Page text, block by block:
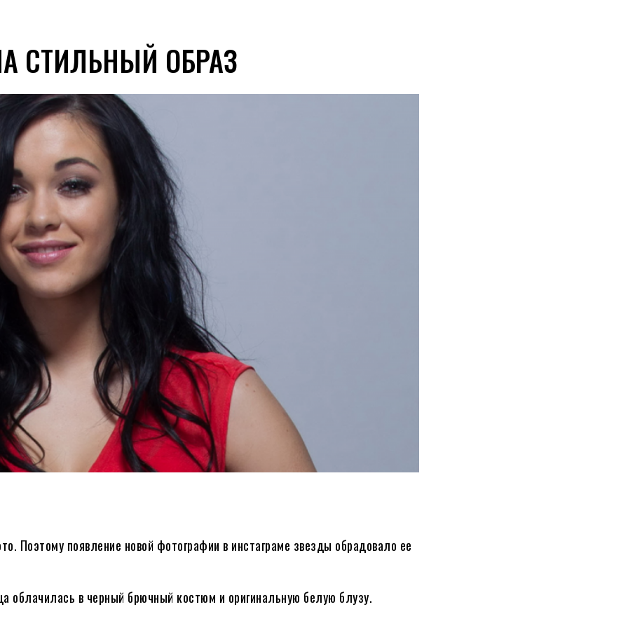
СТИЛЬНЫЙ ОБРАЗ
Поэтому появление новой фотографии в инстаграме звезды обрадовало ее
облачилась в черный брючный костюм и оригинальную белую блузу.